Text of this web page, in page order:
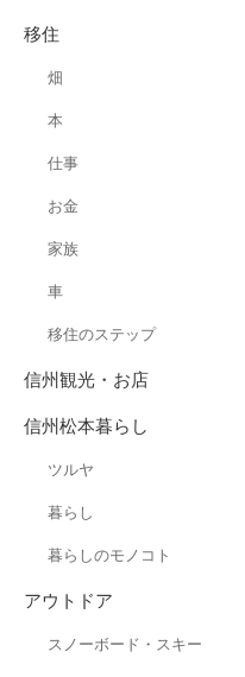
移住
畑
本
仕事
お金
家族
車
移住のステップ
信州観光・お店
信州松本暮らし
ツルヤ
暮らし
暮らしのモノコト
アウトドア
スノーボード・スキー